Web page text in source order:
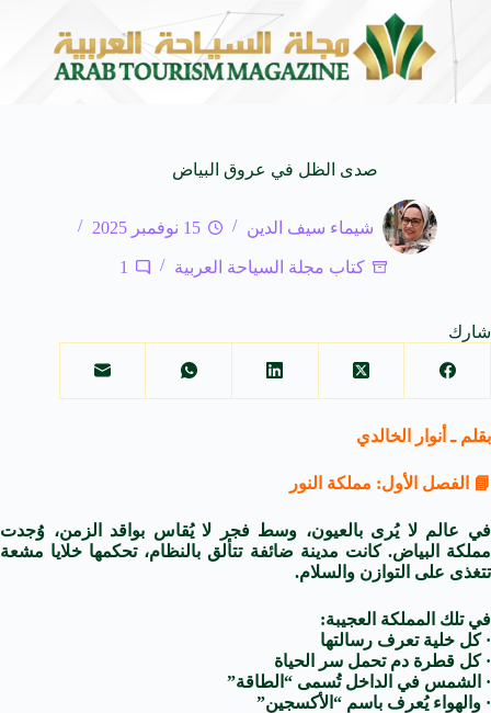
المنظمة العربية للسياحة تدعو لتخصيص خط هاتفي موحد 126 لتلقى بلاغات السائحين عند تعرضهم لأي مشاكل أثناء رحلاتهم السياحية بكافه الدول العربية
صدى الظل في عروق البياض
شيماء سيف الدين 15 نوفمبر 2025
كتاب مجلة السياحة العربية 1
شارك
بقلم ـ أنوار الخالدي
📘 الفصل الأول: مملكة النور
في عالم لا يُرى بالعيون، وسط فجر لا يُقاس بواقد الزمن، وُجدت
مملكة البياض. كانت مدينة ضائفة تتألق بالنظام، تحكمها خلايا مشعة
تتغذى على التوازن والسلام.
في تلك المملكة العجيبة:
· كل خلية تعرف رسالتها
· كل قطرة دم تحمل سر الحياة
· الشمس في الداخل تُسمى “الطاقة”
· والهواء يُعرف باسم “الأكسجين”